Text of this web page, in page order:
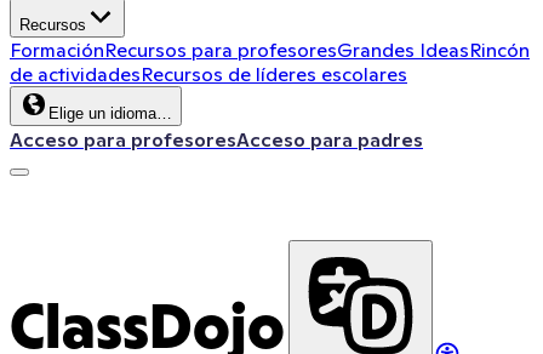
Recursos
FormaciónRecursos para profesoresGrandes IdeasRincón
de actividadesRecursos de líderes escolares
Elige un idioma…
Acceso para profesoresAcceso para padres
ClassDojo